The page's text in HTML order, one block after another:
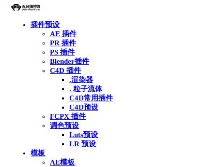
插件预设
AE 插件
PR 插件
PS 插件
Blender插件
C4D 插件
.渲染器
. 粒子流体
C4D常用插件
C4D预设
FCPX 插件
调色预设
Luts预设
LR 预设
模板
AE模板